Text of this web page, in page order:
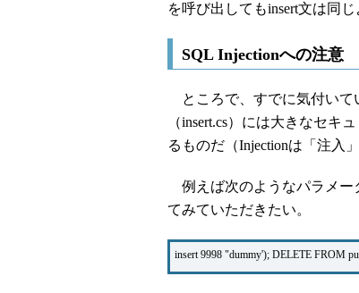
を呼び出してもinsert文は同
SQL Injectionへの注意
ところで、すでに気付いて
（insert.cs）には大きなセキ
るものだ（Injectionは「注入」
例えば次のようなパラメー
てみていただきたい。
insert 9998 "dummy'); DELETE FROM